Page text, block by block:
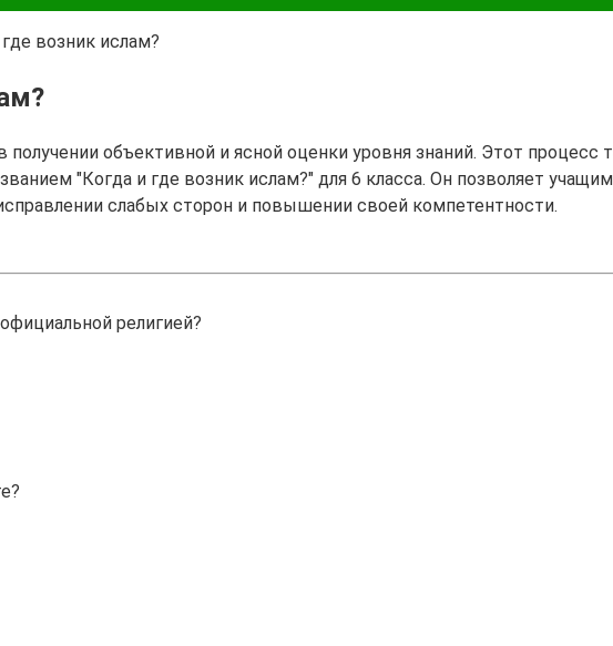
возник ислам?
получении объективной и ясной оценки уровня знаний. Этот
"Когда и где возник ислам?" для 6 класса. Он позволяет
слабых сторон и повышении своей компетентности.
религией?